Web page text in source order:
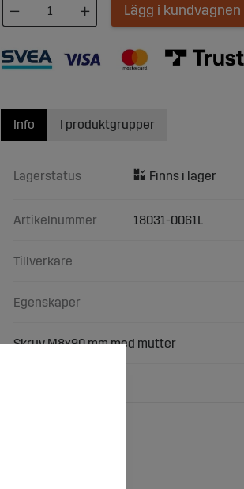
Lägg i kundvagnen
Info
Lagerstatus
Artikelnummer 18031-0061L
Tillverkare
Egenskaper
Skruv M8x90 mm med mutter
I produktgrupper